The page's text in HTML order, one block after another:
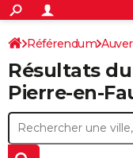
ACTUALITÉS
Politique
Société
Faits Divers
Education
Monde
Villes
+
SPORT
Coupe du monde 2026
Football
Tennis
Cyclisme
Rugby
Forum
CULTURE
Programme TV
TNT
Streaming
Cinéma
Sorties cinéma
Musique
+
FINANCE
Retraite
Impôts
Epargne
Immobilier
Risques naturels par
Banque
Assurance
Crédit
AUTO
Référendum
Saint-Pierre-en-
Résultats
Pierre-en-